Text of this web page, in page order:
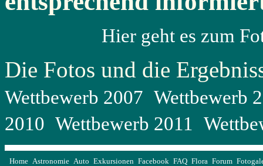
Hier geht es zum
Die Fotos und die
Wettbewerb 2007 Wettbewerb
2010 Wettbewerb 2011
Home Astronomie Auto Exkursionen Facebook FAQ Flora Forum